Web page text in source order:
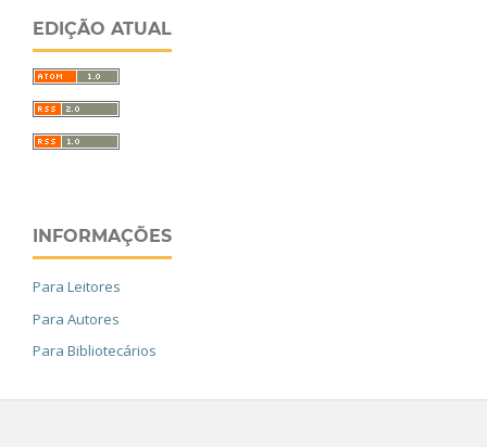
EDIÇÃO ATUAL
INFORMAÇÕES
Para Leitores
Para Autores
Para Bibliotecários